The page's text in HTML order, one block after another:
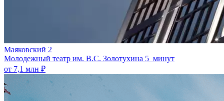
Маяковский 2
Молодежный театр им. В.С. Золотухина 5 минут
от 7,1 млн ₽